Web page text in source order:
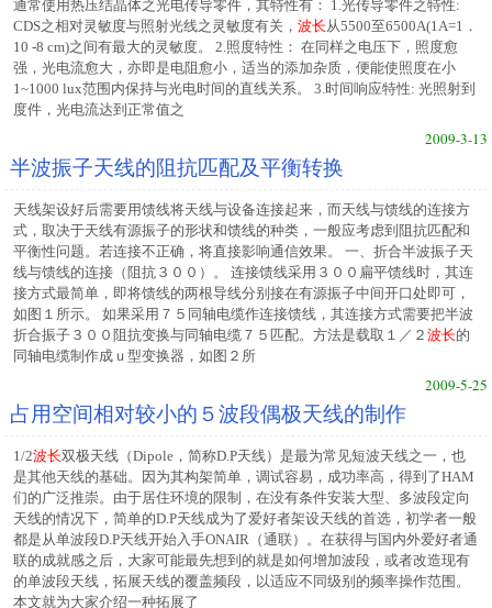
通常使用热压结晶体之光电传导零件，其特性有： 1.光传导零件之特性:
CDS之相对灵敏度与照射光线之灵敏度有关，波长 从5500至6500A(1A=1．
10 -8 cm)之间有最大的灵敏度。 2.照度特性： 在同样之电压下，照度愈
强，光电流愈大，亦即是电阻愈小，适当的添加杂质，便能使照度在小
1~1000 lux范围内保持与光电时间的直线关系。 3.时间响应特性: 光照射到
度件，光电流达到正常值之
2009-3-13
半波振子天线的阻抗匹配及平衡转换
天线架设好后需要用馈线将天线与设备连接起来，而天线与馈线的连接方
式，取决于天线有源振子的形状和馈线的种类，一般应考虑到阻抗匹配和
平衡性问题。若连接不正确，将直接影响通信效果。 一、折合半波振子天
线与馈线的连接（阻抗３００）。 连接馈线采用３００扁平馈线时，其连
接方式最简单，即将馈线的两根导线分别接在有源振子中间开口处即可，
如图１所示。 如果采用７５同轴电缆作连接馈线，其连接方式需要把半波
折合振子３００阻抗变换与同轴电缆７５匹配。方法是载取１／２波长的
同轴电缆制作成ｕ型变换器，如图２所
2009-5-25
占用空间相对较小的５波段偶极天线的制作
1/2波长双极天线（Dipole，简称D.P天线）是最为常见短波天线之一，也
是其他天线的基础。因为其构架简单，调试容易，成功率高，得到了HAM
们的广泛推崇。由于居住环境的限制，在没有条件安装大型、多波段定向
天线的情况下，简单的D.P天线成为了爱好者架设天线的首选，初学者一般
都是从单波段D.P天线开始入手ONAIR（通联）。在获得与国内外爱好者通
联的成就感之后，大家可能最先想到的就是如何增加波段，或者改造现有
的单波段天线，拓展天线的覆盖频段，以适应不同级别的频率操作范围。
本文就为大家介绍一种拓展了